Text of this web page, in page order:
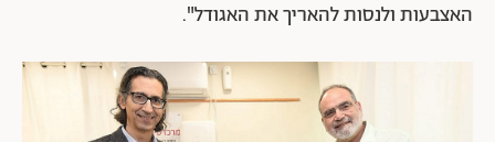
האצבעות ולנסות להאריך את האגודל".